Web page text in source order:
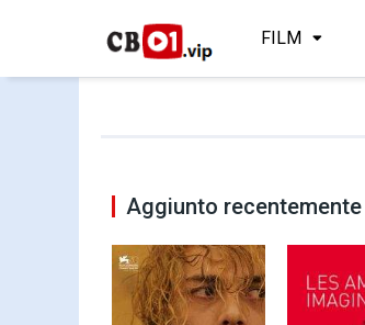
FILM
Aggiunto recentemente